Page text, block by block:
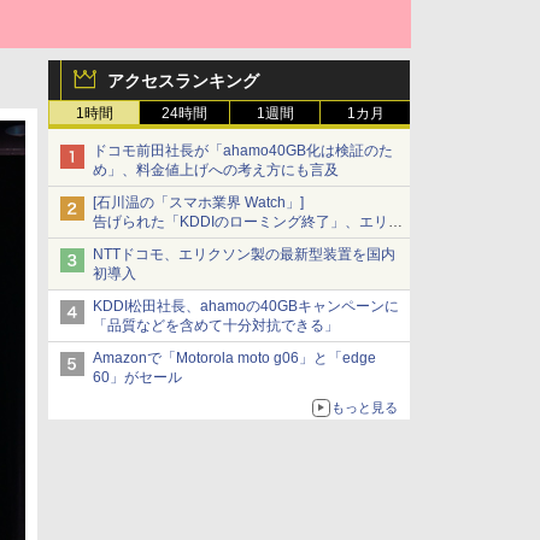
アクセスランキング
1時間 24時間 1週間 1カ月
ドコモ前田社長が「ahamo40GB化は検証のた
め」、料金値上げへの考え方にも言及
[石川温の「スマホ業界 Watch」]
告げられた「KDDIのローミング終了」、エリア
マップの落とし穴と楽天モバイルの課題
NTTドコモ、エリクソン製の最新型装置を国内
初導入
KDDI松田社長、ahamoの40GBキャンペーンに
「品質などを含めて十分対抗できる」
Amazonで「Motorola moto g06」と「edge
60」がセール
もっと見る